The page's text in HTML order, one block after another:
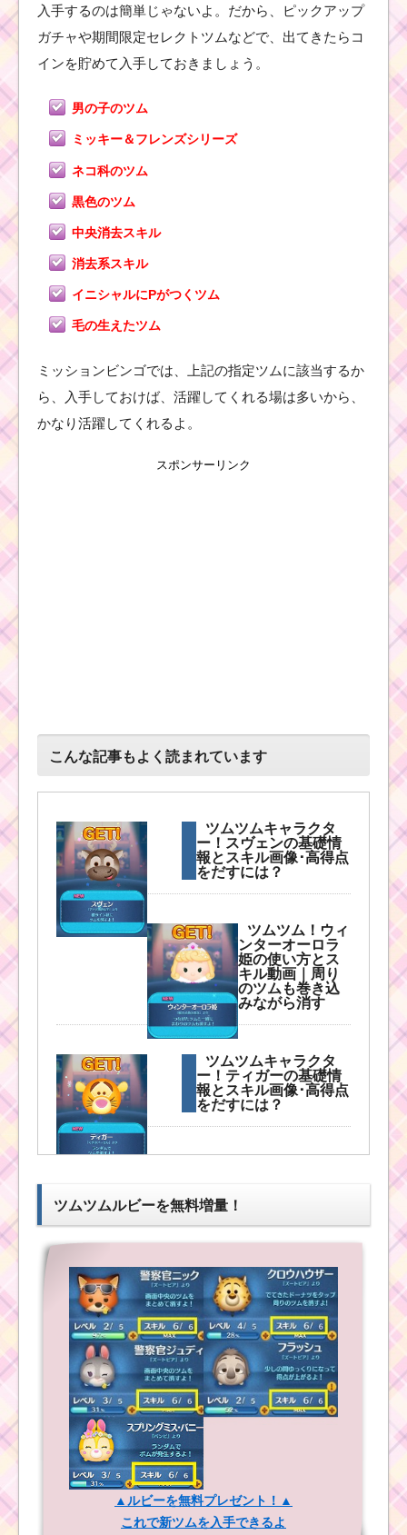
ツムツム！フラ
ッシュの使い方
とスキル動画｜
スコア倍率が2～
だすには？
クター！チップ
のスキル画像、
向き
ー！マックスの基礎情
報とスキル画像･高得点
をだすには？
ツムツム！ミニ
ー姫の使い方と
スキル動画｜ツ
ム変化系で初心
者向け
ツ
ム
ツ
ム
フ
ン
い方とスキル動画｜フ
ィーバー発生と特殊ス
キルは強力
ツムツムキャラクタ
ー！トリトン王の基礎
情報とスキル画像･高得
点をだすには？
ツムツムキャラ
入手するのは簡単じゃないよ。だから、ピックアップ
ガチャや期間限定セレクトツムなどで、出てきたらコ
インを貯めて入手しておきましょう。
男の子のツム
ミッキー＆フレンズシリーズ
ネコ科のツム
黒色のツム
中央消去スキル
消去系スキル
イニシャルにPがつくツム
毛の生えたツム
ミッションビンゴでは、上記の指定ツムに該当するか
ら、入手しておけば、活躍してくれる場は多いから、
かなり活躍してくれるよ。
スポンサーリンク
こんな記事もよく読まれています
ツムツムキャラクタ
ー！スヴェンの基礎情
報とスキル画像･高得点
をだすには？
ツムツム！ウィ
ンターオーロラ
姫の使い方とス
キル動画｜周り
のツムも巻き込
みながら消す
ツムツムキャラクタ
ー！ティガーの基礎情
報とスキル画像･高得点
をだすには？
ツムツム！ドリーの
使い方とスキル動画 高
得点を出すコツ
ルークの使い方とスキ
ル動画 高得点を出すコ
ツ
ツムツムルビーを無料増量！
▲ルビーを無料プレゼント！▲
これで新ツムを入手できるよ